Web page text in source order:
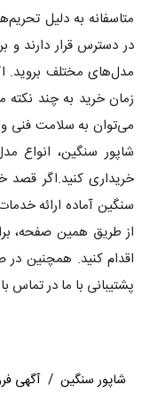
متاسفانه به دلیل
در دسترس قرار دارند و
مدل‌های مختلف بروید.
زمان خرید به چند نکته
می‌توان به سلامت فنی و
شاپور سنگین، انواع
خریداری کنید.اگر قصد
سنگین آماده ارائه
از طریق همین صفحه،
اقدام کنید. همچنین
پشتیبانی با ما در تماس
شاپور سنگین / آگهی